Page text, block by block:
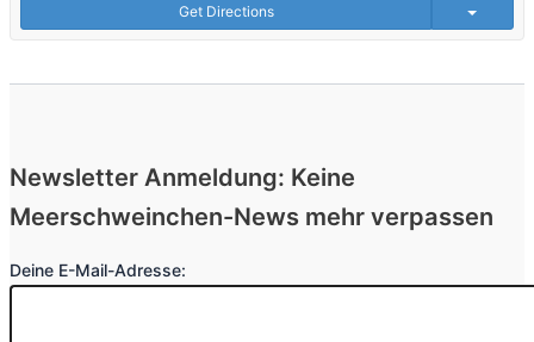
Get Directions
Newsletter Anmeldung: Keine
Meerschweinchen-News mehr verpassen
Deine E-Mail-Adresse: